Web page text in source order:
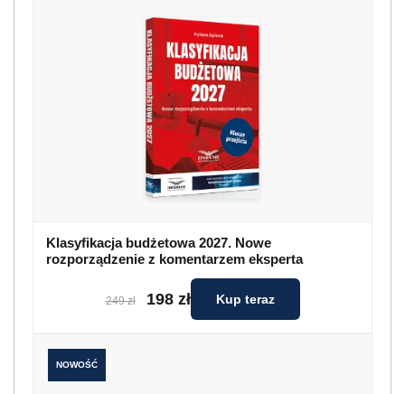
Klasyfikacja budżetowa 2027. Nowe
rozporządzenie z komentarzem eksperta
249 zł 198 zł Kup teraz
NOWOŚĆ